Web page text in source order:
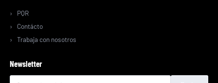
PQR
Contácto
Trabaja con nosotros
Newsletter